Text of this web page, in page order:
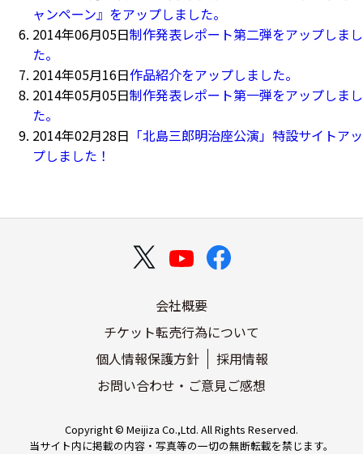
ャンペーン』をアップしました。
2014年06月05日制作発表レポート第二弾をアップしまし
た。
2014年05月16日作品紹介をアップしました。
2014年05月05日制作発表レポート第一弾をアップしまし
た。
2014年02月28日 「北島三郎明治座公演」特設サイトアッ
プしました！
会社概要
チケット転売行為について
個人情報保護方針
採用情報
お問い合わせ・ご意見ご感想
Copyright © Meijiza Co.,Ltd. All Rights Reserved.
当サイト内に掲載の内容・写真等の一切の無断転載を禁じます。